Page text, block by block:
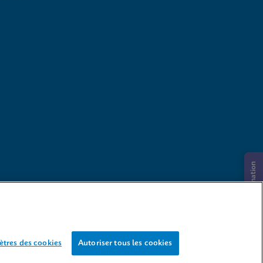
Demande d’information
des cookies Autoriser tous les cookies